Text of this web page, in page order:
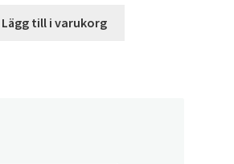
Lägg till i varukorg